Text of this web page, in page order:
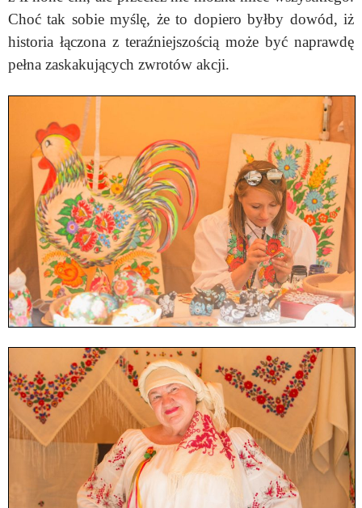
Choć tak sobie myślę, że to dopiero byłby dowód, iż
historia łączona z teraźniejszością może być naprawdę
pełna zaskakujących zwrotów akcji.